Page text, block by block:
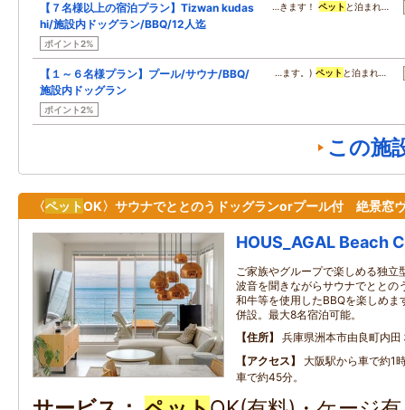
【７名様以上の宿泊プラン】Tizwan kudas
hi/施設内ドッグラン/BBQ/12人迄
ポイント2%
…きます！ペット と泊まれ…
【１～６名様プラン】プール/サウナ/BBQ/
施設内ドッグラン
ポイント2%
…ます。)ペット と泊まれ…
この施
〈ペットOK〉サウナでととのうドッグランorプール付 絶景窓
HOUS_AGAL Beach
ご家族やグループで楽しめる独立
波音を聞きながらサウナでととの
和牛等を使用したBBQを楽しめま
併設。最大8名宿泊可能。
住所
兵庫県洲本市由良町内田
アクセス
大阪駅から車で約1
車で約45分。